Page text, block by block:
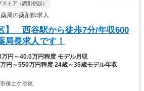
ストア（調剤併設）
局の薬剤師求人
】 西谷駅から徒歩7分/年収600
局長求人です！
万円～40.0万円程度 モデル月収
万円～550万円程度 24歳～35歳モデル年収
保土ケ谷区